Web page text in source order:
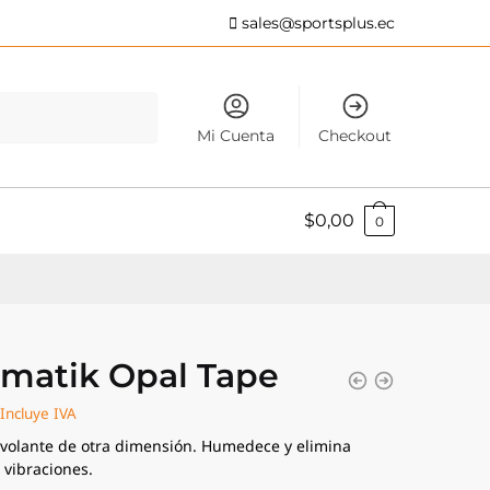
sales@sportsplus.ec
Mi Cuenta Checkout
$0,00 0
Opal Tape
Incluye IVA
de otra dimensión. Humedece y elimina